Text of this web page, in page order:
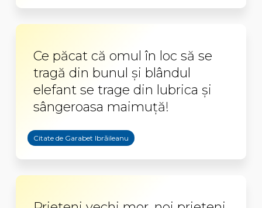
Ce păcat că omul în loc să se
tragă din bunul şi blândul
elefant se trage din lubrica şi
sângeroasa maimuţă!
Citate de Garabet Ibrăileanu